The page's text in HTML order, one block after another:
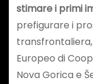
stimare i primi
prefigurare i
transfrontaliera,
Europeo di
Nova Gorica e